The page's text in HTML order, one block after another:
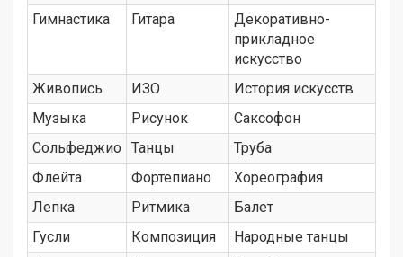
Гимнастика Гитара
Декоративно-
прикладное
искусство
Живопись
ИЗО
История искусств
Музыка
Рисунок
Саксофон
Сольфеджио
Танцы
Труба
Флейта
Фортепиано
Хореография
Лепка
Ритмика
Балет
Гусли
Композиция
Народные танцы